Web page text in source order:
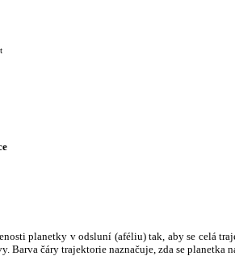
planetky v odsluní (aféliu) tak, aby se celá
čáry trajektorie naznačuje, zda se planetka